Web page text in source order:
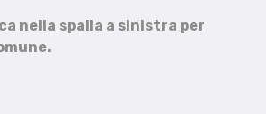
nella spalla a sinistra per